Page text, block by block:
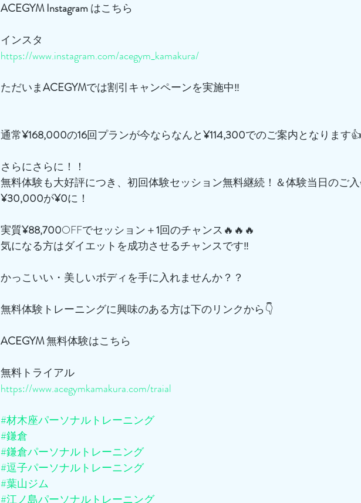
ACEGYM Instagram はこちら
インスタ
https://www.instagram.com/acegym_kamakura/
ただいまACEGYMでは割引キャンペーンを実施中‼️
通常¥168,000の16回プランが今ならなんと¥114,300でのご案内となります👍
さらにさらに！！
無料体験も大好評につき、初回体験セッション無料継続！＆体験当日のご
¥30,000が¥0に！
実質¥88,700OFFでセッション＋1回のチャンス🔥🔥🔥
気になる方はダイエットを成功させるチャンスです‼️
かっこいい・美しいボディを手に入れませんか？？
無料体験トレーニングに興味のある方は下のリンクから👇
ACEGYM 無料体験はこちら
無料トライアル
https://www.acegymkamakura.com/traial
#材木座パーソナルトレーニング
#鎌倉
#鎌倉パーソナルトレーニング
#逗子パーソナルトレーニング
#葉山ジム
#江ノ島パーソナルトレーニング